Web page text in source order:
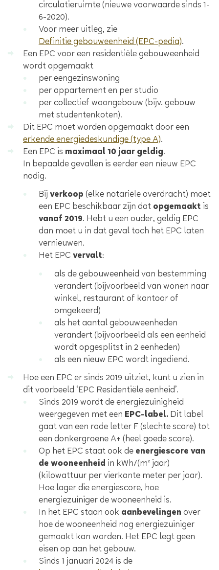
circulatieruimte (nieuwe voorwaarde sinds 1-
6-2020).
Voor meer uitleg, zie
Definitie gebouweenheid (EPC-pedia).
Een EPC voor een residentiële gebouweenheid
wordt opgemaakt
per eengezinswoning
per appartement en per studio
per collectief woongebouw (bijv. gebouw
met studentenkoten).
Dit EPC moet worden opgemaakt door een
erkende energiedeskundige (type A).
Een EPC is maximaal 10 jaar geldig.
In bepaalde gevallen is eerder een nieuw EPC
nodig.
Bij verkoop (elke notariële overdracht) moet
een EPC beschikbaar zijn dat opgemaakt is
vanaf 2019. Hebt u een ouder, geldig EPC
dan moet u in dat geval toch het EPC laten
vernieuwen.
Het EPC vervalt:
als de gebouweenheid van bestemming
verandert (bijvoorbeeld van wonen naar
winkel, restaurant of kantoor of
omgekeerd)
als het aantal gebouweenheden
verandert (bijvoorbeeld als een eenheid
wordt opgesplitst in 2 eenheden)
als een nieuw EPC wordt ingediend.
Hoe een EPC ersinds 2019 uitziet, kunt u zien in
ditvoorbeeld ‘EPC Residentiële eenheid’.
Sinds 2019 wordt de energiezuinigheid
weergegeven met een EPC-label. Dit label
gaat van een rode letter F (slechte score) tot
een donkergroene A+ (heel goede score).
Op het EPC staat ook de energiescore van
de wooneenheid in kWh/(m² jaar)
(kilowattuur per vierkante meter per jaar).
Hoe lager die energiescore, hoe
energiezuiniger de wooneenheid is.
In het EPC staan ook aanbevelingen over
hoe de wooneenheid nog energiezuiniger
gemaakt kan worden. Het EPC legt geen
eisen op aan het gebouw.
Sinds 1 januari 2024 is de